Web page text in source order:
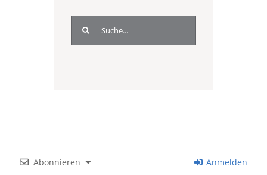
Suche
nach:
Abonnieren Anmelden